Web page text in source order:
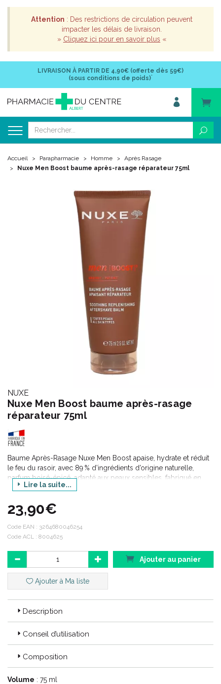
Attention : Des restrictions de circulation peuvent
impacter les délais de livraison.
» Cliquez ici pour en savoir plus «
LIVRAISON À PARTIR DE 4,90€ (offerte dès 59€)
(sous conditions de poids)*
Accueil Parapharmacie Homme
Après Rasage
Nuxe Men Boost baume après-rasage réparateur 75ml
NUXE
Nuxe Men Boost baume après-rasage
réparateur 75ml
Baume Après-Rasage Nuxe Men Boost apaise, hydrate et réduit
le feu du rasoir, avec 89 % d’ingrédients d’origine naturelle,
parfum boisé-épicé, adapté aux peaux sensibles, fabriqué en
France et formule végane.
Lire la suite...
23,90€
Code EAN : 3264680046254
Code ACL : 8004625
Ajouter au panier
Ajouter à Ma liste
Description
Conseil d’utilisation
Composition
Volume : 75 ml